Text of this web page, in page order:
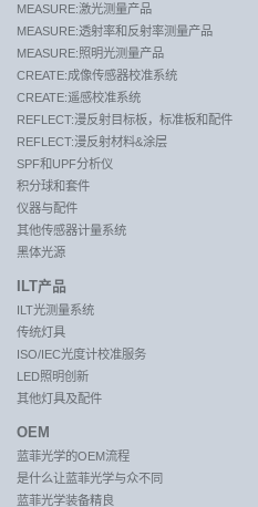
MEASURE:激光测量产品
MEASURE:透射率和反射率测量产品
MEASURE:照明光测量产品
CREATE:成像传感器校准系统
CREATE:遥感校准系统
REFLECT:漫反射目标板，标准板和配件
REFLECT:漫反射材料&涂层
SPF和UPF分析仪
积分球和套件
仪器与配件
其他传感器计量系统
黑体光源
ILT产品
ILT光测量系统
传统灯具
ISO/IEC光度计校准服务
LED照明创新
其他灯具及配件
OEM
蓝菲光学的OEM流程
是什么让蓝菲光学与众不同
蓝菲光学装备精良